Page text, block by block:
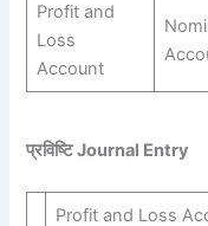
Profit and
Loss
Account
प्रविष्टि Journal Entry
Profit and Loss